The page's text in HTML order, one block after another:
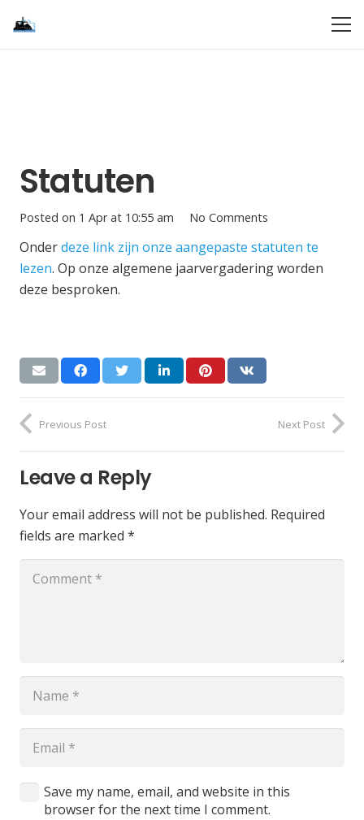
Statuten
Posted on 1 Apr at 10:55 am No Comments
Onderdeze link zijn onze aangepaste statuten te
lezen. Op onze algemene jaarvergadering worden
deze besproken.
Previous Post Next Post
Leave a Reply
Your email address will not be published. Required
fields are marked *
Save my name, email, and website in this
browser for the next time I comment.